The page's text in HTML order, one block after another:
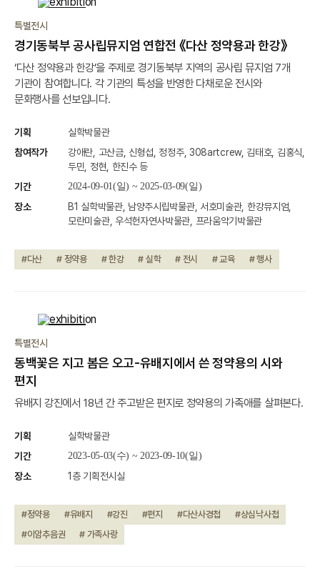
특별전시
경기동북부 공사립뮤지엄 연합전 《다산 정약용과 한강》
‘다산 정약용과 한강’을 주제로 경기동북부 지역의 공사립 뮤지엄 7개
기관이 참여합니다. 각 기관의 특성을 반영한 다채로운 전시와
문화행사를 선보입니다.
기획
실학박물관
참여작가
강애란, 고산금, 신형섭, 정정주, 308artcrew, 김태호, 김홍식,
두민, 정현, 한진수 등
기간
2024-09-01(일) ~ 2025-03-09(일)
장소
B1 실학박물관, 남양주시립박물관, 서호미술관, 한강뮤지엄,
모란미술관, 우석헌자연사박물관, 프라움악기박물관
#다산 # 정약용 # 한강 # 실학 # 전시 # 교육 # 행사
특별전시
동백꽃은 지고 봄은 오고-유배지에서 쓴 정약용의 시와
편지
유배지 강진에서 18년 간 주고받은 편지로 정약용의 가족애를 살펴본다.
기획
실학박물관
기간
2023-05-03(수) ~ 2023-09-10(일)
장소 1층 기획전시실
#정약용 #유배지 #강진 #편지 #다산사경첩
#상심낙사첩
#이암추음권
# 가족사랑